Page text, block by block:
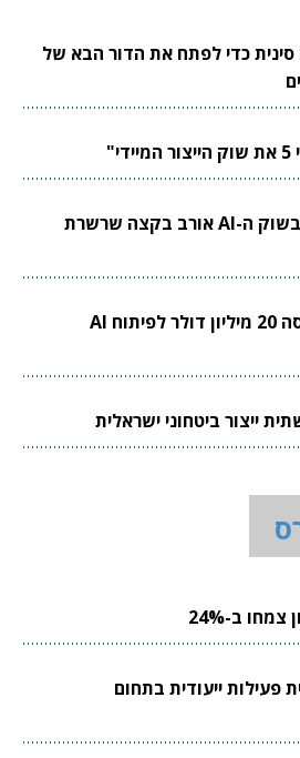
כדי לפתח את הדור הבא של
צוואר הבקבוק הבא בשוק ה-AI אורב בקצה שרשרת
Limitless Labs גייסה 20 מיליון דולר לפיתוח AI
ב-24%
ייעודית בתחום